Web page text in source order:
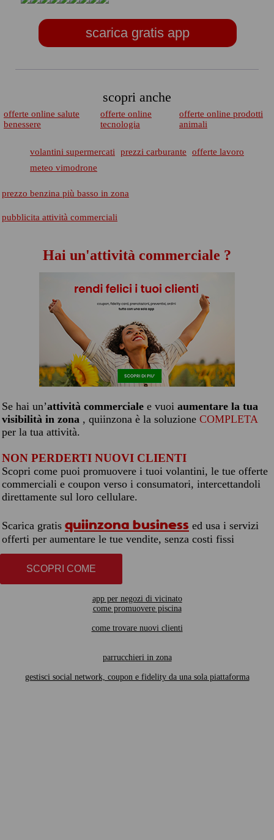
scarica gratis app
scopri anche
offerte online salute
benessere
offerte online
tecnologia
offerte online prodotti
animali
volantini supermercati prezzi carburante
offerte lavoro
meteo vimodrone
prezzo benzina più basso in zona
pubblicita attività commerciali
Hai un'attività commerciale ?
Se hai un’attività commerciale e vuoi aumentare la tua
visibilità in zona , quiinzona è la soluzione COMPLETA
per la tua attività.
NON PERDERTI NUOVI CLIENTI
Scopri come puoi promuovere i tuoi volantini, le tue offerte
commerciali e coupon verso i consumatori, intercettandoli
direttamente sul loro cellulare.
Scarica gratis quiinzona business ed usa i servizi
offerti per aumentare le tue vendite, senza costi fissi
SCOPRI COME
app per negozi di vicinato
come promuovere piscina
come trovare nuovi clienti
parrucchieri in zona
gestisci social network, coupon e fidelity da una sola piattaforma